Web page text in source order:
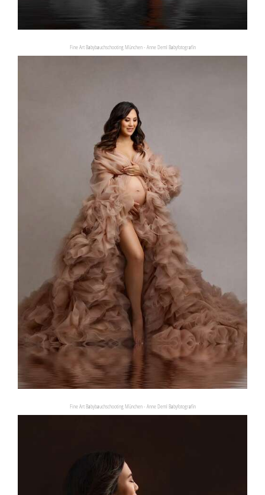
Fine Art Babybauchschooting München - Anne Deml Babyfotografin
Fine Art Babybauchschooting München - Anne Deml Babyfotografin